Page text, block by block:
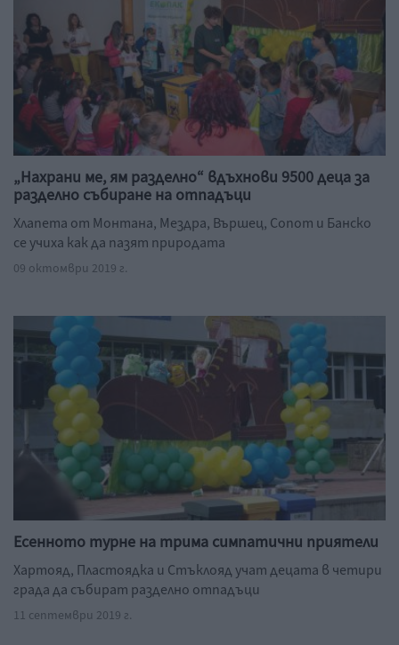
„Нахрани ме, ям разделно“ вдъхнови 9500 деца за
разделно събиране на отпадъци
Хлапета от Монтана, Мездра, Вършец, Сопот и Банско
се учиха как да пазят природата
09 октомври 2019 г.
Есенното турне на трима симпатични приятели
Хартояд, Пластоядка и Стъклояд учат децата в четири
града да събират разделно отпадъци
11 септември 2019 г.